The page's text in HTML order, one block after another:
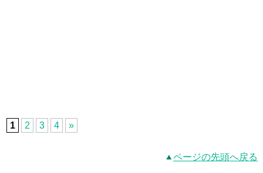
1 2 3 4 »
ページの先頭へ戻る